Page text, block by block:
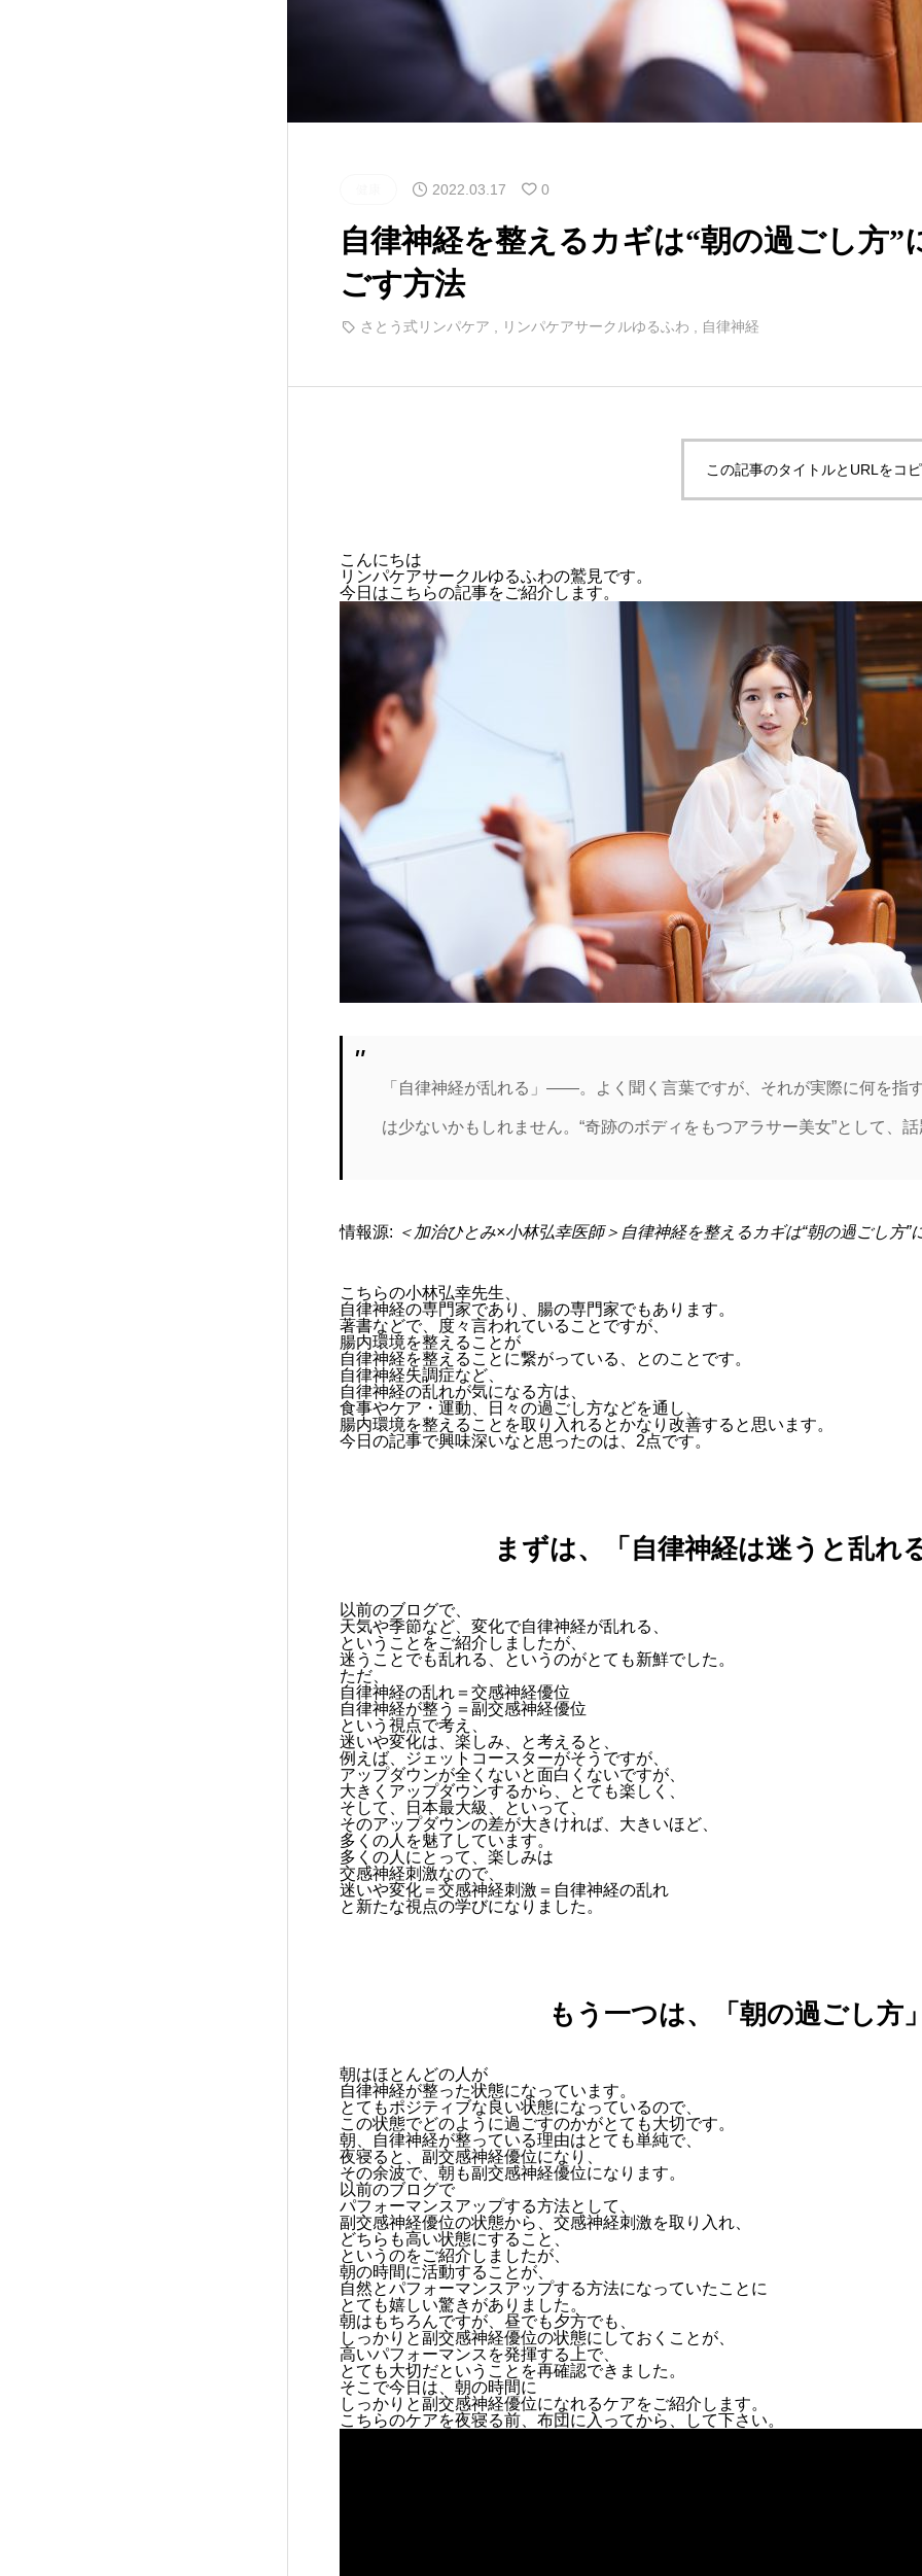
2022.03.17 0
自律神経を整えるカギは“朝の過ごし方
ごす方法
さとう式リンパケア リンパケアサークルゆるふわ 自律神経
この記事のタイトルとURLをコ
こんにちは
リンパケアサークルゆるふわの鷲見です。
今日はこちらの記事をご紹介します。
「自律神経が乱れる」――。よく聞く言葉ですが、それが実際に何を指
は少ないかもしれません。“奇跡のボディをもつアラサー美女”として、
情報源: ＜加治ひとみ×小林弘幸医師＞自律神経を整えるカギは“朝の過ごし方
こちらの小林弘幸先生、
自律神経の専門家であり、腸の専門家でもあります。
著書などで、度々言われていることですが、
腸内環境を整えることが
自律神経を整えることに繋がっている、とのことです。
自律神経失調症など、
自律神経の乱れが気になる方は、
食事やケア・運動、日々の過ごし方などを通し、
腸内環境を整えることを取り入れるとかなり改善すると思います。
今日の記事で興味深いなと思ったのは、2点です。
まずは、「自律神経は迷うと乱れ
以前のブログで、
天気や季節など、変化で自律神経が乱れる、
ということをご紹介しましたが、
迷うことでも乱れる、というのがとても新鮮でした。
ただ、
自律神経の乱れ＝交感神経優位
自律神経が整う＝副交感神経優位
という視点で考え、
迷いや変化は、楽しみ、と考えると、
例えば、ジェットコースターがそうですが、
アップダウンが全くないと面白くないですが、
大きくアップダウンするから、とても楽しく、
そして、日本最大級、といって、
そのアップダウンの差が大きければ、大きいほど、
多くの人を魅了しています。
多くの人にとって、楽しみは
交感神経刺激なので、
迷いや変化＝交感神経刺激＝自律神経の乱れ
と新たな視点の学びになりました。
もう一つは、「朝の過ごし方
朝はほとんどの人が
自律神経が整った状態になっています。
とてもポジティブな良い状態になっているので、
この状態でどのように過ごすのかがとても大切です。
朝、自律神経が整っている理由はとても単純で、
夜寝ると、副交感神経優位になり、
その余波で、朝も副交感神経優位になります。
以前のブログで
パフォーマンスアップする方法として、
副交感神経優位の状態から、交感神経刺激を取り入れ、
どちらも高い状態にすること、
というのをご紹介しましたが、
朝の時間に活動することが、
自然とパフォーマンスアップする方法になっていたことに
とても嬉しい驚きがありました。
朝はもちろんですが、昼でも夕方でも、
しっかりと副交感神経優位の状態にしておくことが、
高いパフォーマンスを発揮する上で、
とても大切だということを再確認できました。
そこで今日は、朝の時間に
しっかりと副交感神経優位になれるケアをご紹介します。
こちらのケアを夜寝る前、布団に入ってから、して下さい。